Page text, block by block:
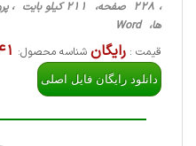
، 228 صفحه، 211
ها، Word
قیمت : رایگانشناسه محصول:
دانلود رایگان فایل اصلی